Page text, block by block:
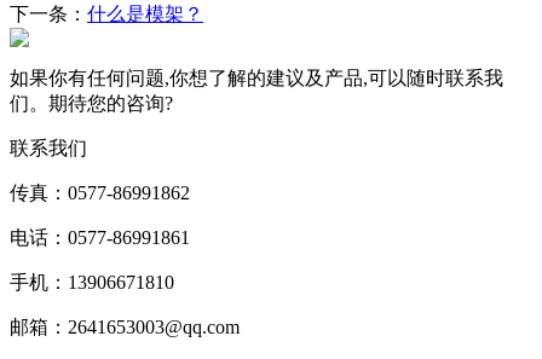
下一条： 什么是模架？
如果你有任何问题,你想了解的建议及产品,可以随时联系我
们。期待您的咨询?
联系我们
传真：0577-86991862
电话：0577-86991861
手机：13906671810
邮箱：2641653003@qq.com